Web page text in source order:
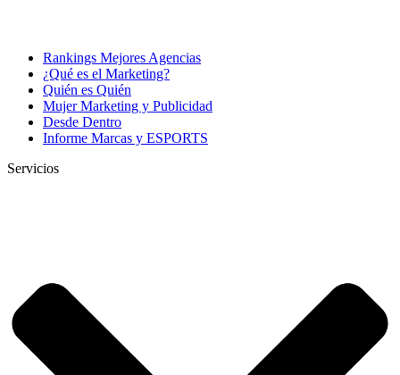
Rankings Mejores Agencias
¿Qué es el Marketing?
Quién es Quién
Mujer Marketing y Publicidad
Desde Dentro
Informe Marcas y ESPORTS
Servicios